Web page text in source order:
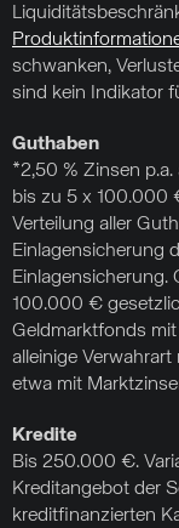
schwanken,
sind kein Indikator
Guthaben
*2,50 % Zinsen
bis zu 5 x 100.000
Verteilung aller
Einlagensicherung
Einlagensicherung.
100.000 €
Geldmarktfonds
alleinige
etwa mit
Kredite
Bis 250.000 €.
Kreditangebot der
kreditfinanzierten